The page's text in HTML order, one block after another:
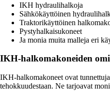
IKH hydraulihalkoja
Sähkökäyttöinen
Traktorikäyttöinen
Pystyhalkaisukoneet
Ja monia muita malleja eri
IKH-halkomakoneiden
IKH-halkomakoneet ovat
tehokkuudestaan. Ne tarjoavat